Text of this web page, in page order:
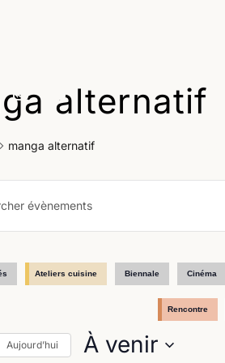
alternatif
manga alternatif
Ateliers cuisine Biennale Cinéma
Rencontre
Aujourd’hui À venir